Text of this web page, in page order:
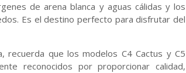
de arena blanca y aguas cálidas y los
Es el destino perfecto para disfrutar del
recuerda que los modelos C4 Cactus y C5
reconocidos por proporcionar calidad,